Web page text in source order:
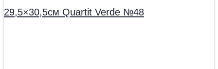
29,5×30,5см Quartit Verde №48